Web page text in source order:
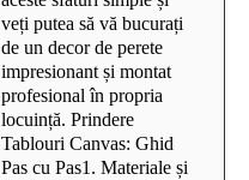
veți putea să vă bucurați
de un decor de perete
impresionant și montat
profesional în propria
locuință. Prindere
Tablouri Canvas: Ghid
Pas cu Pas1. Materiale și